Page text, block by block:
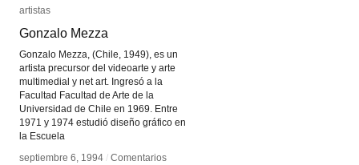
artistas
Gonzalo Mezza
Gonzalo Mezza, (Chile, 1949), es un
artista precursor del videoarte y arte
multimedial y net art. Ingresó a la
Facultad Facultad de Arte de la
Universidad de Chile en 1969. Entre
1971 y 1974 estudió diseño gráfico en
la Escuela
septiembre 6, 1994 / Comentarios
artistas
Gonzalo Mezza
septiembre 6, 1994 / Comentarios